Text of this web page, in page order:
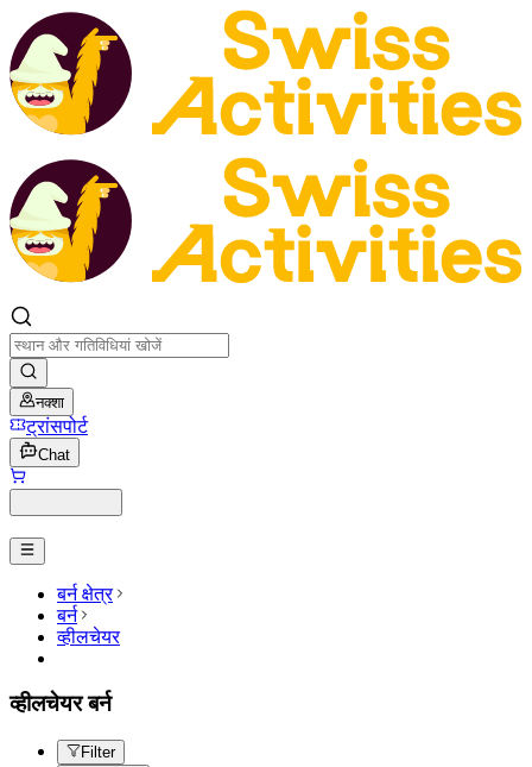
नक्शा
ट्रांसपोर्ट
Chat
बर्न क्षेत्र
बर्न
व्हीलचेयर
व्हीलचेयर बर्न
Filter